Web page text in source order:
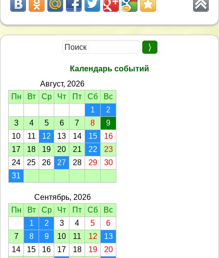
Календарь событий
Август, 2026
Пн
Вт Ср Чт Пт Сб
Вс
1
2
3
4 5 6 7 8
9
10
11 12 13 14 15
16
17
18 19 20 21 22
23
24
25 26 27 28 29
30
31
Сентябрь, 2026
Пн
Вт Ср Чт Пт Сб
Вс
1
2 3 4 5
6
7
8 9 10 11 12
13
14
15 16 17 18 19
20